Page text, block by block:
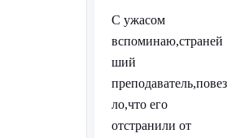
С ужасом
вспоминаю,страней
ший
преподаватель,повез
ло,что его
отстранили от